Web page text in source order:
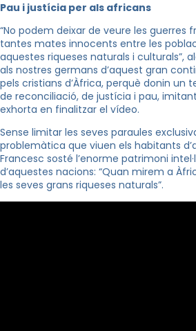
Pau i justícia per als africans
“No podem deixar de veure les guerres
tantes mates innocents entre les
aquestes riqueses naturals i culturals”,
als nostres germans d’aquest gran
pels cristians d’Àfrica, perquè donin
de reconciliació, de justícia i pau,
exhorta en finalitzar el vídeo.
Sense limitar les seves paraules
problemàtica que viuen els habitants
Francesc sosté l’enorme patrimoni
d’aquestes nacions: “Quan mirem a
les seves grans riqueses naturals”.